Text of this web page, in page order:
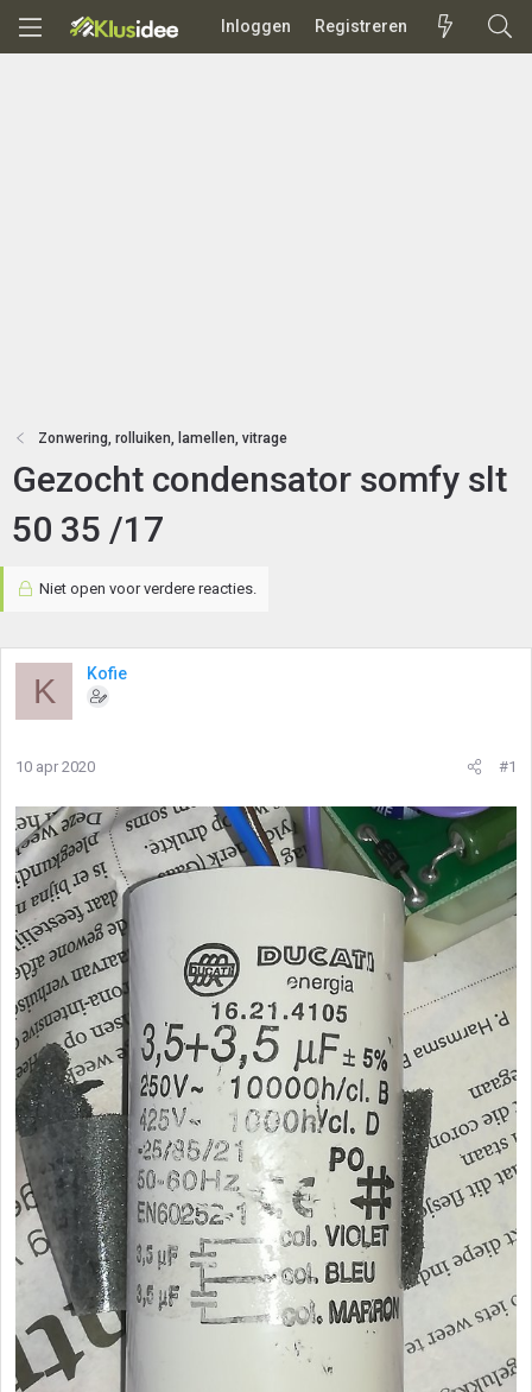
Inloggen Registreren
Zonwering, rolluiken, lamellen, vitrage
Gezocht condensator somfy slt
50 35 /17
Niet open voor verdere reacties.
K Kofie
10 apr 2020 #1